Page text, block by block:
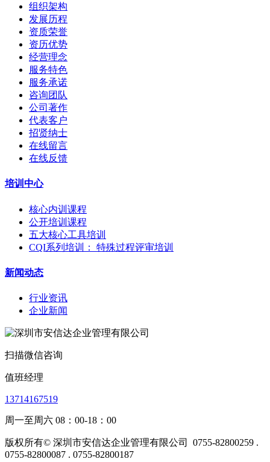
组织架构
发展历程
资质荣誉
资历优势
经营理念
服务特色
服务承诺
咨询团队
公司著作
代表客户
招贤纳士
在线留言
在线反馈
培训中心
核心内训课程
公开培训课程
五大核心工具培训
CQI系列培训： 特殊过程评审培训
新闻动态
行业资讯
企业新闻
扫描微信咨询
值班经理
13714167519
周一至周六 08：00-18：00
版权所有© 深圳市安信达企业管理有限公司
0755-82800259 .
0755-82800087 . 0755-82800187